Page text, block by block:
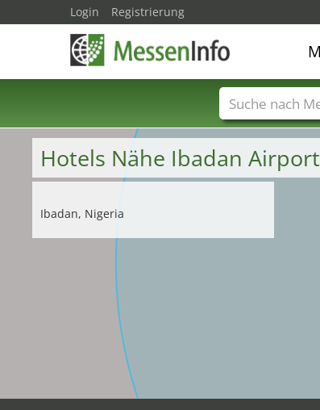
Hotels Nähe Ibadan
Ibadan, Nigeria
Login Registrierung
Messenamen